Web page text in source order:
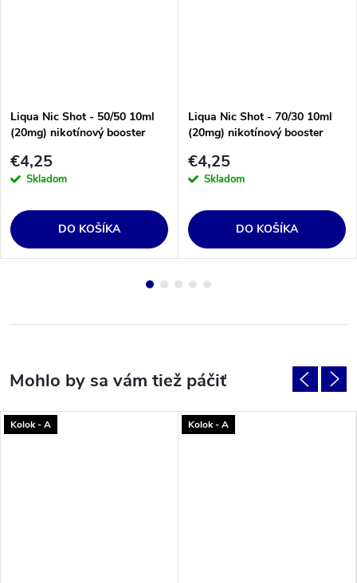
Liqua Nic Shot - 50/50 10ml
(20mg) nikotínový booster
€4,25
Skladom
DO KOŠÍKA
Liqua Nic Shot - 70/30 10ml
(20mg) nikotínový booster
€4,25
Skladom
DO KOŠÍKA
Kolok - A Kolok - A